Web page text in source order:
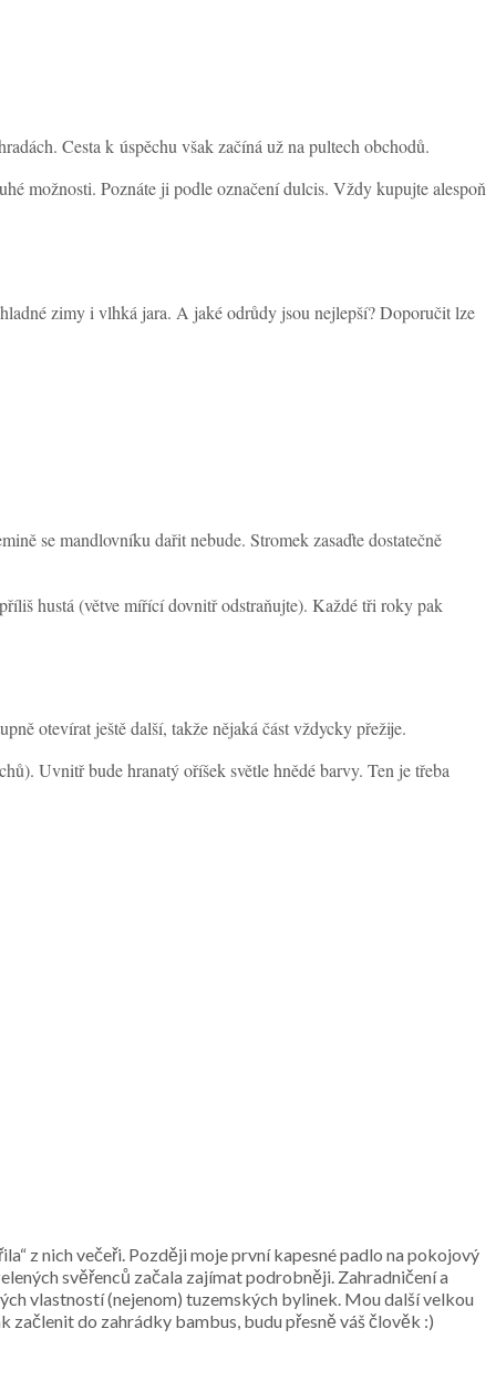
Cesta k úspěchu však začíná už na pultech obchodů.
možnosti. Poznáte ji podle označení dulcis. Vždy kupujte alespoň
zimy i vlhká jara. A jaké odrůdy jsou nejlepší? Doporučit lze
se mandlovníku dařit nebude. Stromek zasaďte dostatečně
hustá (větve mířící dovnitř odstraňujte). Každé tři roky pak
otevírat ještě další, takže nějaká část vždycky přežije.
Uvnitř bude hranatý oříšek světle hnědé barvy. Ten je třeba
z nich večeři. Později moje první kapesné padlo na pokojový
svěřenců začala zajímat podrobněji. Zahradničení a
vlastností (nejenom) tuzemských bylinek. Mou další velkou
začlenit do zahrádky bambus, budu přesně váš člověk :)